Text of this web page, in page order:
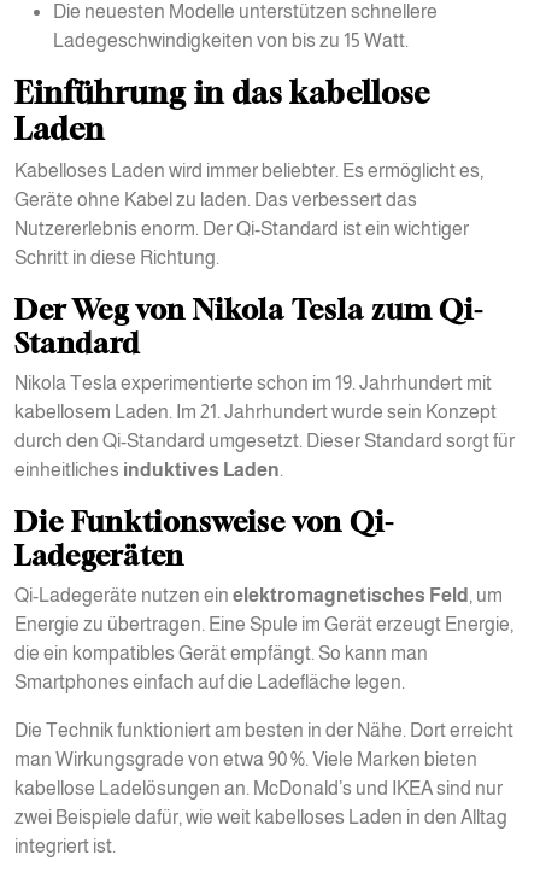
Die neuesten Modelle unterstützen schnellere
Ladegeschwindigkeiten von bis zu 15 Watt.
Einführung in das kabellose
Laden
Kabelloses Laden wird immer beliebter. Es ermöglicht es,
Geräte ohne Kabel zu laden. Das verbessert das
Nutzererlebnis enorm. Der Qi-Standard ist ein wichtiger
Schritt in diese Richtung.
Der Weg von Nikola Tesla zum Qi-
Standard
Nikola Tesla experimentierte schon im 19. Jahrhundert mit
kabellosem Laden. Im 21. Jahrhundert wurde sein Konzept
durch den Qi-Standard umgesetzt. Dieser Standard sorgt für
einheitliches induktives Laden.
Die Funktionsweise von Qi-
Ladegeräten
Qi-Ladegeräte nutzen ein elektromagnetisches Feld , um
Energie zu übertragen. Eine Spule im Gerät erzeugt Energie,
die ein kompatibles Gerät empfängt. So kann man
Smartphones einfach auf die Ladefläche legen.
Die Technik funktioniert am besten in der Nähe. Dort erreicht
man Wirkungsgrade von etwa 90 %. Viele Marken bieten
kabellose Ladelösungen an. McDonald’s und IKEA sind nur
zwei Beispiele dafür, wie weit kabelloses Laden in den Alltag
integriert ist.